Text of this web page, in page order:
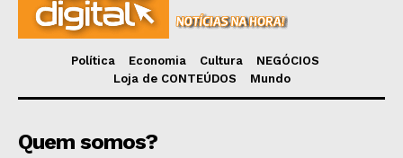
Política Economia Cultura
NEGÓCIOS
Loja de CONTEÚDOS
Mundo
Quem somos?